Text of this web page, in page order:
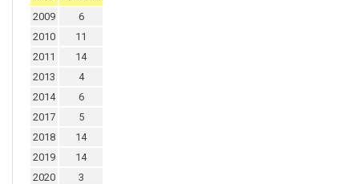
2009
6
2010
11
2011
14
2013
4
2014
6
2017
5
2018
14
2019
14
2020
3